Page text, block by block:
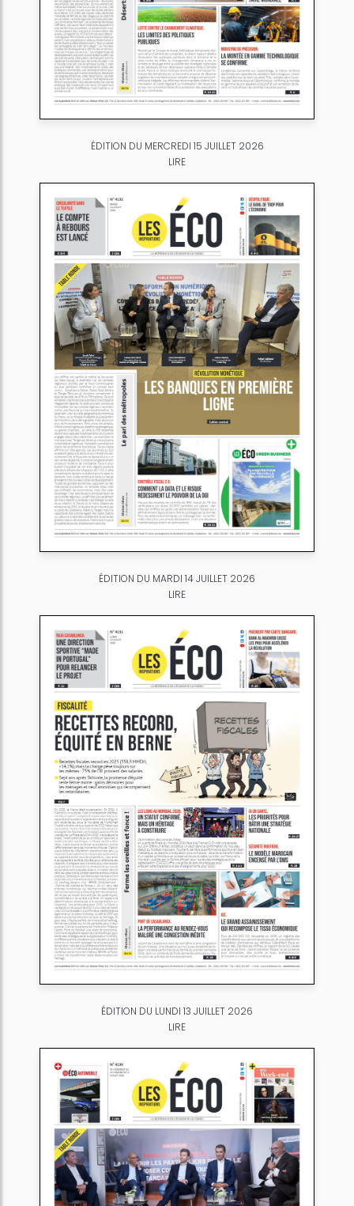
ÉDITION DU MERCREDI 15 JUILLET 2026
LIRE
ÉDITION DU MARDI 14 JUILLET 2026
LIRE
ÉDITION DU LUNDI 13 JUILLET 2026
LIRE